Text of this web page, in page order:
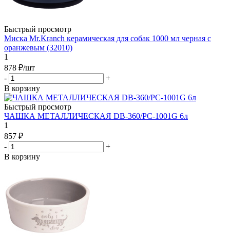
Быстрый просмотр
Миска Mr.Kranch керамическая для собак 1000 мл черная с
оранжевым (32010)
1
878 ₽/шт
-
+
В корзину
Быстрый просмотр
ЧАШКА МЕТАЛЛИЧЕСКАЯ DB-360/PC-1001G 6л
1
857 ₽
-
+
В корзину